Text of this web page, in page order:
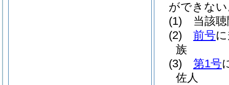
ができな
(1)
当該
(2)
前号
族
(3)
第1号
佐人